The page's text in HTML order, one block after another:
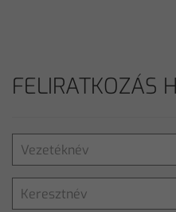
FELIRATKOZÁS